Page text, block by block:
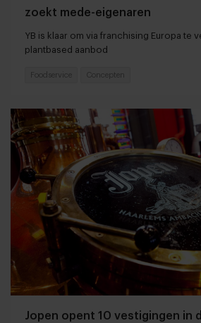
zoekt mede-eigenaren
YB is klaar om via franchising Europa te
plantbased aanbod
Foodservice Concepten
Jopen opent 10 vestigingen in